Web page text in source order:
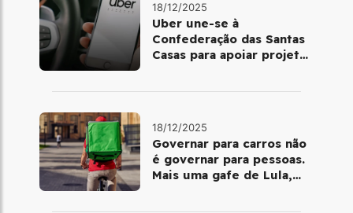
18/12/2025
Uber une-se à
Confederação das Santas
Casas para apoiar projetos
18/12/2025
Governar para carros não
é governar para pessoas.
Mais uma gafe de Lula,